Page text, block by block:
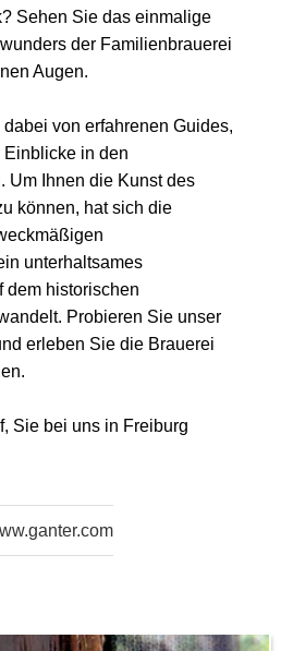
Sehen Sie das einmalige
der Familienbrauerei
Augen.
von erfahrenen Guides,
in den
Um Ihnen die Kunst des
können, hat sich die
unterhaltsames
dem historischen
Probieren Sie unser
erleben Sie die Brauerei
Sie bei uns in Freiburg